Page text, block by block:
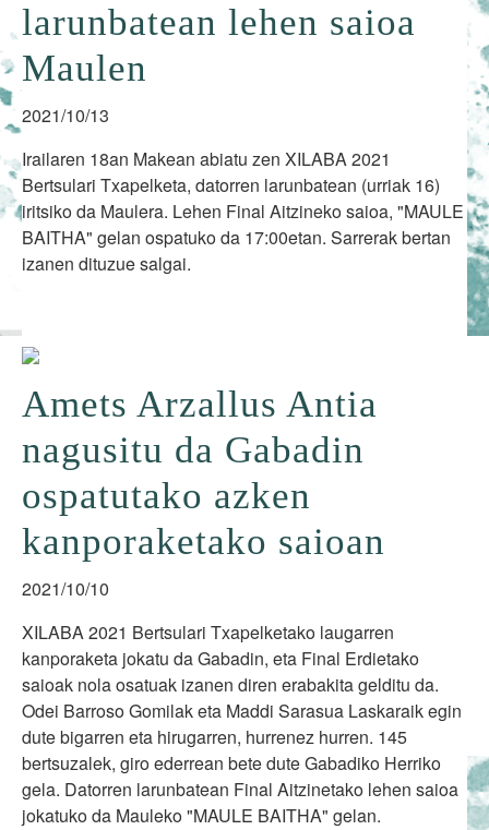
larunbatean lehen saioa
Maulen
2021/10/13
Irailaren 18an Makean abiatu zen XILABA 2021
Bertsulari Txapelketa, datorren larunbatean (urriak 16)
iritsiko da Maulera. Lehen Final Aitzineko saioa, "MAULE
BAITHA" gelan ospatuko da 17:00etan. Sarrerak bertan
izanen dituzue salgai.
Amets Arzallus Antia
nagusitu da Gabadin
ospatutako azken
kanporaketako saioan
2021/10/10
XILABA 2021 Bertsulari Txapelketako laugarren
kanporaketa jokatu da Gabadin, eta Final Erdietako
saioak nola osatuak izanen diren erabakita gelditu da.
Odei Barroso Gomilak eta Maddi Sarasua Laskaraik egin
dute bigarren eta hirugarren, hurrenez hurren. 145
bertsuzalek, giro ederrean bete dute Gabadiko Herriko
gela. Datorren larunbatean Final Aitzinetako lehen saioa
jokatuko da Mauleko "MAULE BAITHA" gelan.